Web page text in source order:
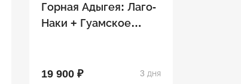
Горная Адыгея: Лаго-
Наки + Гуамское
19 900 ₽ 3 дня